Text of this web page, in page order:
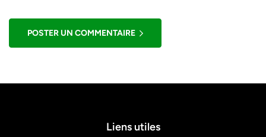
POSTER UN COMMENTAIRE
Liens utiles